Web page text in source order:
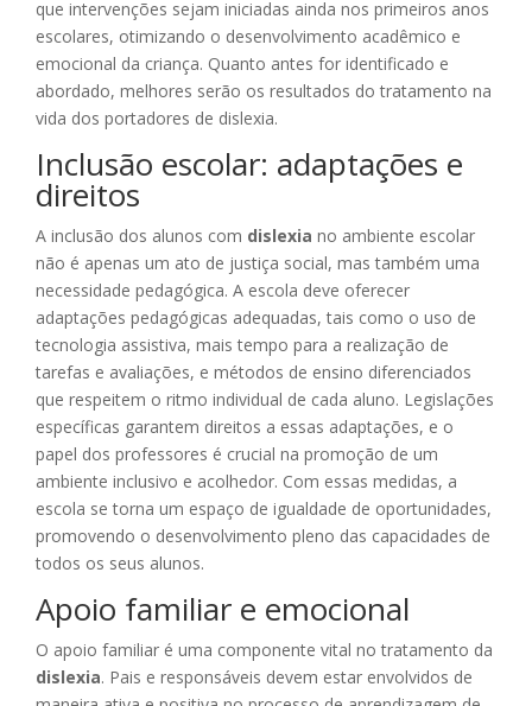
que intervenções sejam iniciadas ainda nos primeiros anos
escolares, otimizando o desenvolvimento acadêmico e
emocional da criança. Quanto antes for identificado e
abordado, melhores serão os resultados do tratamento na
vida dos portadores de dislexia.
Inclusão escolar: adaptações e
direitos
A inclusão dos alunos com dislexia no ambiente escolar
não é apenas um ato de justiça social, mas também uma
necessidade pedagógica. A escola deve oferecer
adaptações pedagógicas adequadas, tais como o uso de
tecnologia assistiva, mais tempo para a realização de
tarefas e avaliações, e métodos de ensino diferenciados
que respeitem o ritmo individual de cada aluno. Legislações
específicas garantem direitos a essas adaptações, e o
papel dos professores é crucial na promoção de um
ambiente inclusivo e acolhedor. Com essas medidas, a
escola se torna um espaço de igualdade de oportunidades,
promovendo o desenvolvimento pleno das capacidades de
todos os seus alunos.
Apoio familiar e emocional
O apoio familiar é uma componente vital no tratamento da
dislexia. Pais e responsáveis devem estar envolvidos de